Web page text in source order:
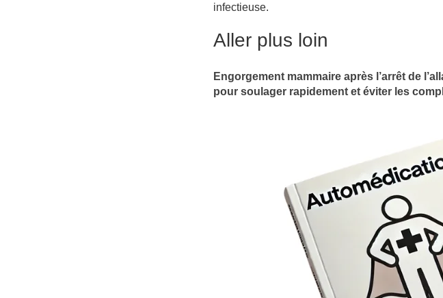
infectieuse.
Aller plus loin
Engorgement mammaire après l’arrêt de
pour soulager rapidement et éviter les